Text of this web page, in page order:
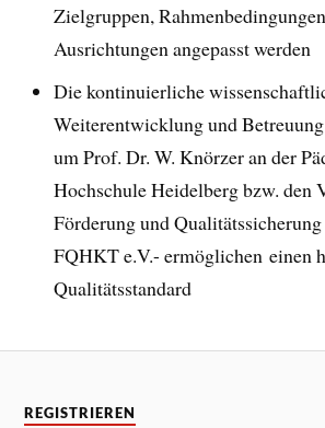
Zielgruppen,
Ausrichtungen angepasst werden
Die kontinuierliche
Weiterentwicklung und Betreuung
um Prof. Dr. W. Knörzer an der
Hochschule Heidelberg bzw. den
Förderung und
FQHKT e.V.- ermöglichen einen
Qualitätsstandard
REGISTRIEREN